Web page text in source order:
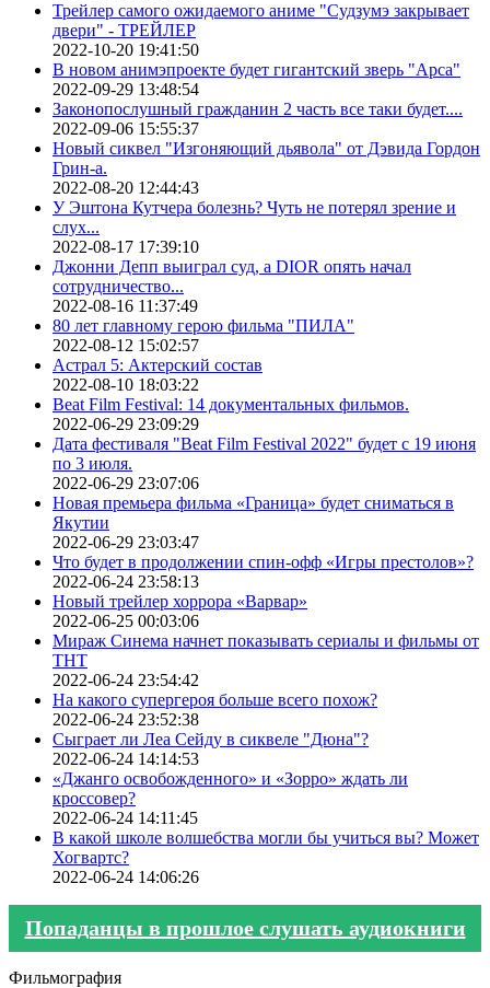
Трейлер самого ожидаемого аниме "Судзумэ закрывает
двери" - ТРЕЙЛЕР
2022-10-20 19:41:50
В новом анимэпроекте будет гигантский зверь "Арса"
2022-09-29 13:48:54
Законопослушный гражданин 2 часть все таки будет....
2022-09-06 15:55:37
Новый сиквел "Изгоняющий дьявола" от Дэвида Гордон
Грин-а.
2022-08-20 12:44:43
У Эштона Кутчера болезнь? Чуть не потерял зрение и
слух...
2022-08-17 17:39:10
Джонни Депп выиграл суд, а DIOR опять начал
сотрудничество...
2022-08-16 11:37:49
80 лет главному герою фильма "ПИЛА"
2022-08-12 15:02:57
Астрал 5: Актерский состав
2022-08-10 18:03:22
Beat Film Festival: 14 документальных фильмов.
2022-06-29 23:09:29
Дата фестиваля "Beat Film Festival 2022" будет с 19 июня
по 3 июля.
2022-06-29 23:07:06
Новая премьера фильма «Граница» будет сниматься в
Якутии
2022-06-29 23:03:47
Что будет в продолжении спин-офф «Игры престолов»?
2022-06-24 23:58:13
Новый трейлер хоррора «Варвар»
2022-06-25 00:03:06
Мираж Синема начнет показывать сериалы и фильмы от
ТНТ
2022-06-24 23:54:42
На какого супергероя больше всего похож?
2022-06-24 23:52:38
Сыграет ли Леа Сейду в сиквеле "Дюна"?
2022-06-24 14:14:53
«Джанго освобожденного» и «Зорро» ждать ли
кроссовер?
2022-06-24 14:11:45
В какой школе волшебства могли бы учиться вы? Может
Хогвартс?
2022-06-24 14:06:26
Попаданцы в прошлое слушать аудиокниги
Фильмография